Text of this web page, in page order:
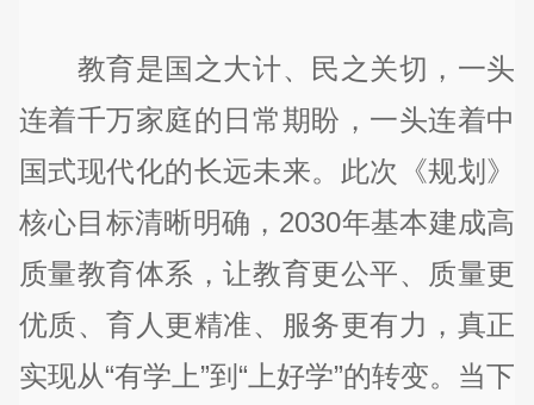
教育是国之大计、民之关切，一头
连着千万家庭的日常期盼，一头连着中
国式现代化的长远未来。此次《规划》
核心目标清晰明确，2030年基本建成高
质量教育体系，让教育更公平、质量更
优质、育人更精准、服务更有力，真正
实现从“有学上”到“上好学”的转变。当下